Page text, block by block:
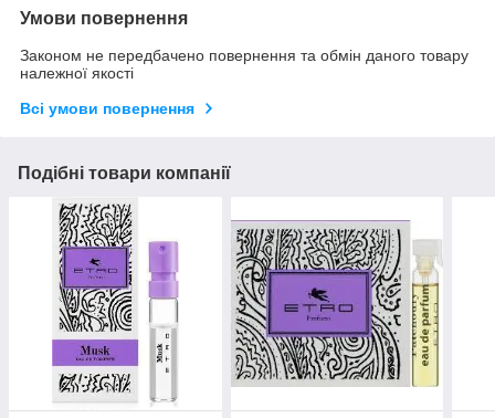
Умови повернення
Законом не передбачено повернення та обмін даного товару
належної якості
Всі умови повернення
Подібні товари компанії